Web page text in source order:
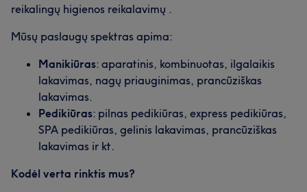
reikalingų higienos reikalavimų .
Mūsų paslaugų spektras apima:
Manikiūras: aparatinis, kombinuotas, ilgalaikis
lakavimas, nagų priauginimas, prancūziškas
lakavimas.
Pedikiūras: pilnas pedikiūras, express pedikiūras,
SPA pedikiūras, gelinis lakavimas, prancūziškas
lakavimas ir kt.
Kodėl verta rinktis mus?